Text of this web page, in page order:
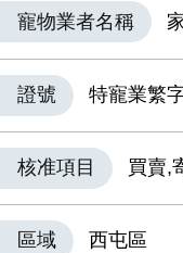
寵物業者名稱
證號 特寵業繁
核准項目 買賣,
區域 西屯區